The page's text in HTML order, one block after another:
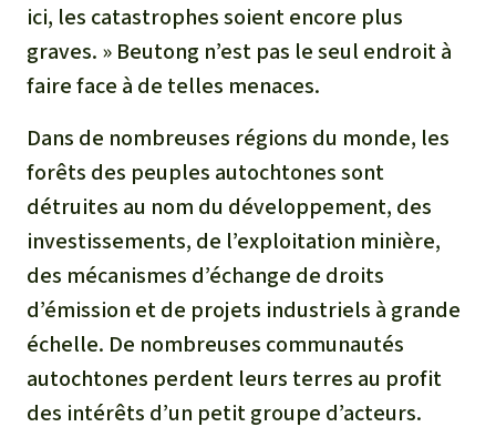
ici, les catastrophes soient encore plus
graves. » Beutong n’est pas le seul endroit à
faire face à de telles menaces.
Dans de nombreuses régions du monde, les
forêts des peuples autochtones sont
détruites au nom du développement, des
investissements, de l’exploitation minière,
des mécanismes d’échange de droits
d’émission et de projets industriels à grande
échelle. De nombreuses communautés
autochtones perdent leurs terres au profit
des intérêts d’un petit groupe d’acteurs.